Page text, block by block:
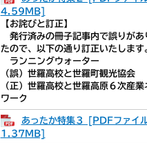
4.59MB]
【お詫びと訂正】
発行済みの冊子記事内で誤りがあ
たので、以下の通り訂正いたします
ランニングウォーター
（誤）世羅高校と世羅町観光協会
（正）世羅高校と世羅高原６次産業
ワーク
あったか特集３ [PDFファイ
1.37MB]